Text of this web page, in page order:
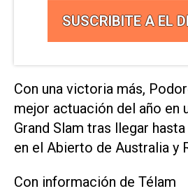
SUSCRIBITE A EL
Con una victoria más,
mejor actuación del año en
Grand Slam tras llegar
en el Abierto de Australia y
Con información de Télam